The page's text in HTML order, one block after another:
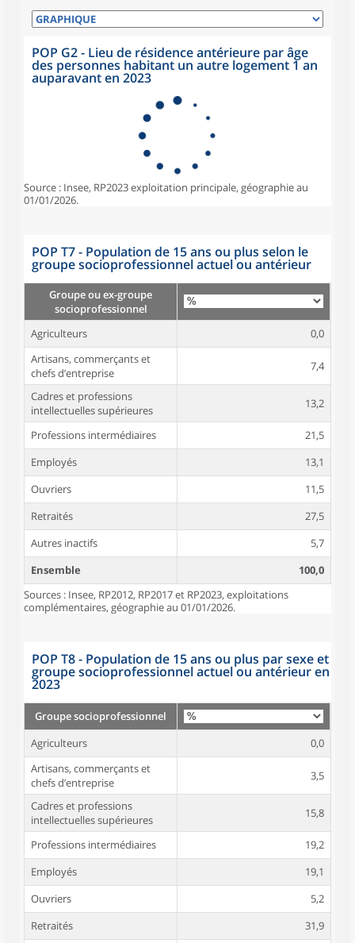
POP G2 - Lieu de résidence antérieure par âge
des personnes habitant un autre logement 1 an
auparavant en 2023
Source : Insee, RP2023 exploitation principale, géographie au
01/01/2026.
POP T7 - Population de 15 ans ou plus selon le
groupe socioprofessionnel actuel ou antérieur
Groupe ou ex-groupe
socioprofessionnel
Agriculteurs
0,0
Artisans, commerçants et
chefs d’entreprise
7,4
Cadres et professions
intellectuelles supérieures
13,2
Professions intermédiaires
21,5
Employés
13,1
Ouvriers
11,5
Retraités
27,5
Autres inactifs
5,7
Ensemble
100,0
Sources : Insee, RP2012, RP2017 et RP2023, exploitations
complémentaires, géographie au 01/01/2026.
POP T8 - Population de 15 ans ou plus par sexe et
groupe socioprofessionnel actuel ou antérieur en
2023
Groupe socioprofessionnel
Agriculteurs
0,0
Artisans, commerçants et
chefs d’entreprise
3,5
Cadres et professions
intellectuelles supérieures
15,8
Professions intermédiaires
19,2
Employés
19,1
Ouvriers
5,2
Retraités
31,9